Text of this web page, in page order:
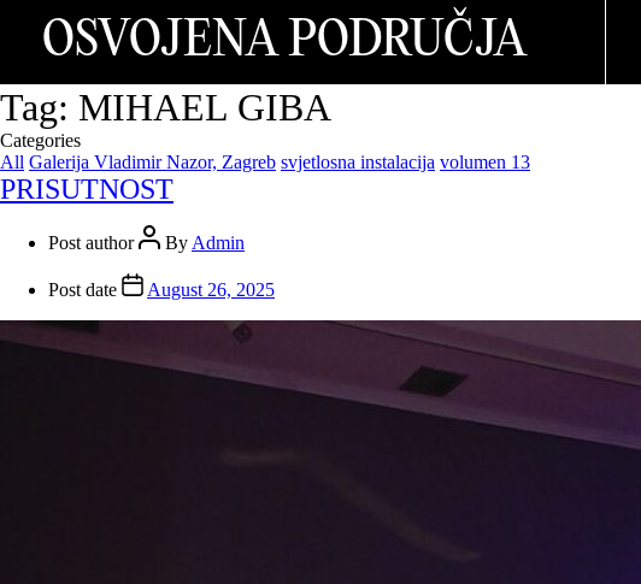
OSVOJENA PODRUČJA
Tag: MIHAEL GIBA
Categories
All Galerija Vladimir Nazor, Zagreb svjetlosna instalacija volumen 13
PRISUTNOST
Post author By Admin
Post date August 26, 2025